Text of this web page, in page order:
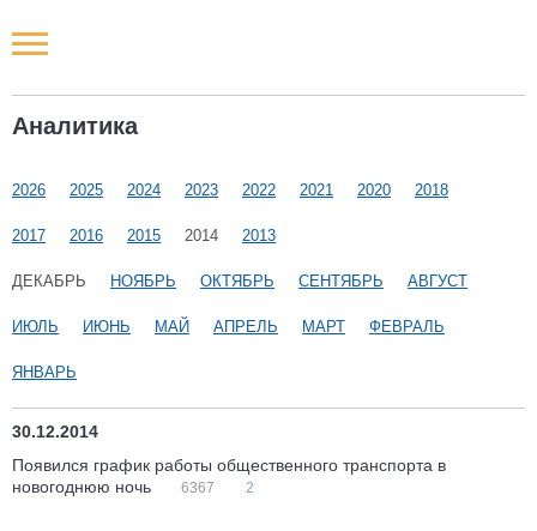
Аналитика
2026 2025 2024 2023 2022 2021 2020 2018
2017 2016 2015 2014 2013
ДЕКАБРЬ НОЯБРЬ ОКТЯБРЬ СЕНТЯБРЬ АВГУСТ
ИЮЛЬ ИЮНЬ МАЙ АПРЕЛЬ МАРТ ФЕВРАЛЬ
ЯНВАРЬ
30.12.2014
Появился график работы общественного транспорта в
новогоднюю ночь
6367 2
Новости РФ
Наши мероприятия
Статьи